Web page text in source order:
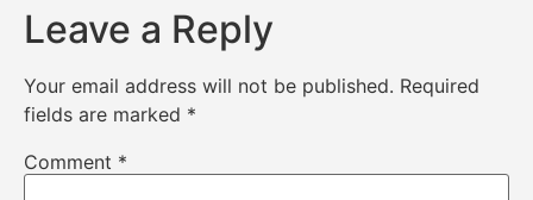
Leave a Reply
Your email address will not be published. Required
fields are marked *
Comment *